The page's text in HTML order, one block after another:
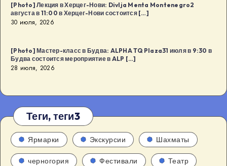
[Photo] Лекция в Херцег-Нови: Divlja Menta Montenegro2
августа в 11:00 в Херцег-Нови состоится […]
30 июля, 2026
[Photo] Мастер-класс в Будва: ALPHA TQ Plaza31 июля в 9:30 в
Будва состоится мероприятие в ALP […]
28 июля, 2026
Теги, теги3
Ярмарки Экскурсии Шахматы
черногория Фестивали Театр